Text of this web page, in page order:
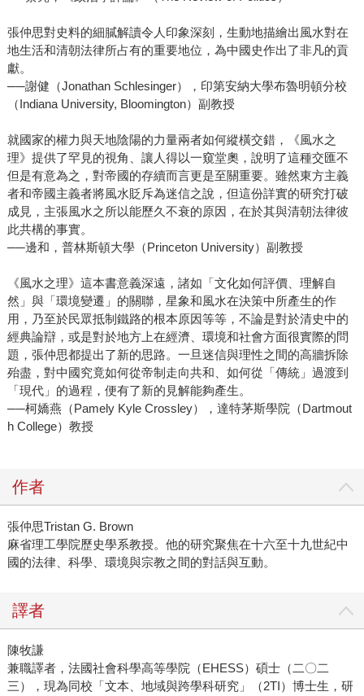
張仲思對史料的細膩解讀令人印象深刻，生動地描繪出風水對在
地生活和清朝法律所占有的重要地位，為中國史作出了非凡的貢
獻。
──謝健（Jonathan Schlesinger），印第安納大學布魯明頓分校
（Indiana University, Bloomington）副教授
就國家的權力與天地陰陽的力量兩者如何縱橫交錯，《風水之
理》提供了罕見的視角、讓人得以一窺堂奧，說明了這種交匯不
但是有意為之，對帝國的存續而言更是至關重要。雖然東方主義
者和帝國主義者將風水貶斥為迷信之說，但這份詳實的研究打破
成見，主張風水之所以能歷久不衰的原因，在於其與清朝法律彼
此共構的事實。
──邊和，普林斯頓大學（Princeton University）副教授
《風水之理》這本書意義深遠，諸如「文化如何評價、理解自
然」與「環境變遷」的關聯，星象和風水在決策中所產生的作
用，乃至於民眾抵制鐵路的根本原因等等，不論是對於清史中的
經典論辯，或是對於地方上在經濟、環境和社會方面很實際的問
題，張仲思都提出了新的思路。一旦迷信與理性之間的高牆拆除
殆盡，對中國究竟如何從帝制走向共和、如何從「傳統」過渡到
「現代」的過程，便有了新的見解能夠產生。
──柯嬌燕（Pamely Kyle Crossley），達特茅斯學院（Dartmout
h College）教授
作者
張仲思Tristan G. Brown
麻省理工學院歷史學系教授。他的研究聚焦在十六至十九世紀中
國的法律、科學、環境與宗教之間的對話與互動。
譯者
陳牧謙
兼職譯者，法國社會科學高等學院（EHESS）碩士（二〇二
三），現為同校「文本、地域與跨學科研究」（2TI）博士生，研